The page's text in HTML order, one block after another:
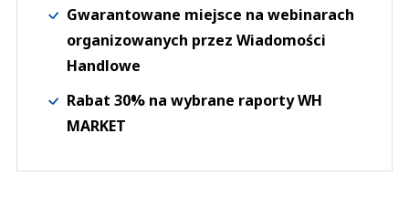
Gwarantowane miejsce na webinarach
organizowanych przez Wiadomości
Handlowe
Rabat 30% na wybrane raporty WH
MARKET